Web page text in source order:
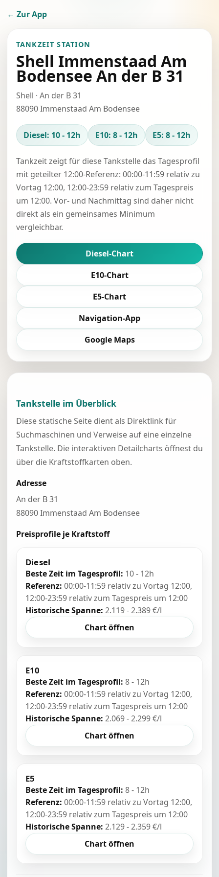
← Zur App
TANKZEIT STATION
Shell Immenstaad Am
Bodensee An der B 31
Shell · An der B 31
88090 Immenstaad Am Bodensee
Diesel: 10 - 12h E10: 8 - 12h E5: 8 - 12h
Tankzeit zeigt für diese Tankstelle das Tagesprofil
mit geteilter 12:00-Referenz: 00:00-11:59 relativ zu
Vortag 12:00, 12:00-23:59 relativ zum Tagespreis
um 12:00. Vor- und Nachmittag sind daher nicht
direkt als ein gemeinsames Minimum
vergleichbar.
Diesel-Chart
E10-Chart
E5-Chart
Navigation-App
Google Maps
Tankstelle im Überblick
Diese statische Seite dient als Direktlink für
Suchmaschinen und Verweise auf eine einzelne
Tankstelle. Die interaktiven Detailcharts öffnest du
über die Kraftstoffkarten oben.
Adresse
An der B 31
88090 Immenstaad Am Bodensee
Preisprofile je Kraftstoff
Diesel
Beste Zeit im Tagesprofil: 10 - 12h
Referenz: 00:00-11:59 relativ zu Vortag 12:00,
12:00-23:59 relativ zum Tagespreis um 12:00
Historische Spanne: 2.119 - 2.389 €/l
Chart öffnen
E10
Beste Zeit im Tagesprofil: 8 - 12h
Referenz: 00:00-11:59 relativ zu Vortag 12:00,
12:00-23:59 relativ zum Tagespreis um 12:00
Historische Spanne: 2.069 - 2.299 €/l
Chart öffnen
E5
Beste Zeit im Tagesprofil: 8 - 12h
Referenz: 00:00-11:59 relativ zu Vortag 12:00,
12:00-23:59 relativ zum Tagespreis um 12:00
Historische Spanne: 2.129 - 2.359 €/l
Chart öffnen